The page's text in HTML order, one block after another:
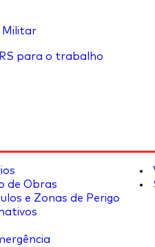
Militar
para o trabalho
de Obras
e Zonas de Perigo